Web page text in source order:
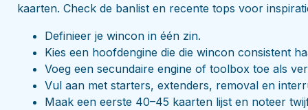
kaarten. Check de banlist en recente tops voor
Definieer je wincon in één zin.
Kies een hoofdengine die die wincon consistent
Voeg een secundaire engine of toolbox toe als
Vul aan met starters, extenders, removal en
Maak een eerste 40–45 kaarten lijst en noteer